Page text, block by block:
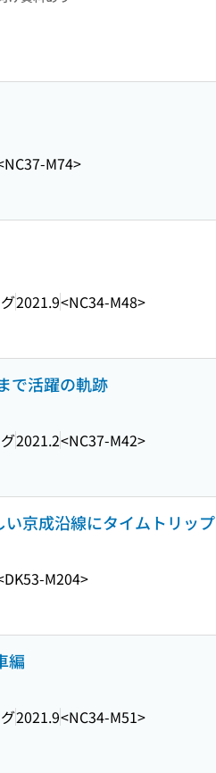
M74>
2021.9<NC34-M48>
で活躍の軌跡
2021.2<NC37-M42>
京成沿線にタイムトリップ
M204>
編
2021.9<NC34-M51>